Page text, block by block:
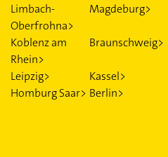
Limbach-
Oberfrohna>
Magdeburg>
Koblenz am
Rhein>
Braunschweig>
Leipzig>
Kassel>
Homburg Saar> Berlin>